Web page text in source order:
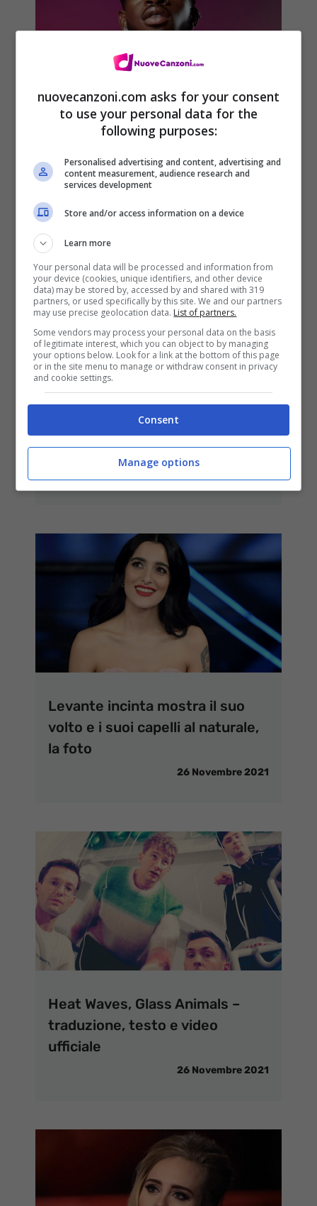
Lil Nas X, il retroscena sulla
terribile malattia che l’ha colpito
26 Novembre 2021
My Universe, Coldplay X BTS –
testo, traduzione e video
ufficiale
Levante incinta mostra il suo
volto e i suoi capelli al naturale,
la foto
26 Novembre 2021
Heat Waves, Glass Animals –
traduzione, testo e video
ufficiale
26 Novembre 2021
nuovecanzoni.com asks for your consent
to use your personal data for the
following purposes:
Personalised advertising and content, advertising and
content measurement, audience research and
services development
Store and/or access information on a device
Learn more
Your personal data will be processed and information from
your device (cookies, unique identifiers, and other device
data) may be stored by, accessed by and shared with 319
partners, or used specifically by this site. We and our partners
may use precise geolocation data. List of partners.
Some vendors may process your personal data on the basis
of legitimate interest, which you can object to by managing
your options below. Look for a link at the bottom of this page
or in the site menu to manage or withdraw consent in privacy
and cookie settings.
Consent
Manage options